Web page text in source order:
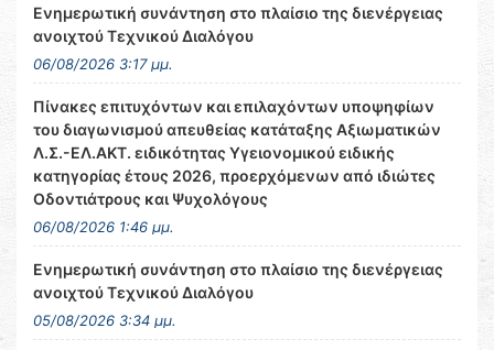
Ενημερωτική συνάντηση στο πλαίσιο της διενέργειας
ανοιχτού Τεχνικού Διαλόγου
06/08/2026 3:17 μμ.
Πίνακες επιτυχόντων και επιλαχόντων υποψηφίων
του διαγωνισμού απευθείας κατάταξης Αξιωματικών
Λ.Σ.-ΕΛ.ΑΚΤ. ειδικότητας Υγειονομικού ειδικής
κατηγορίας έτους 2026, προερχόμενων από ιδιώτες
Οδοντιάτρους και Ψυχολόγους
06/08/2026 1:46 μμ.
Ενημερωτική συνάντηση στο πλαίσιο της διενέργειας
ανοιχτού Τεχνικού Διαλόγου
05/08/2026 3:34 μμ.